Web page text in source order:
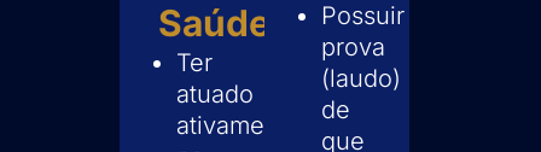
Saúde
Ter
atuado
ativamente
Possuir
prova
(laudo)
de
que